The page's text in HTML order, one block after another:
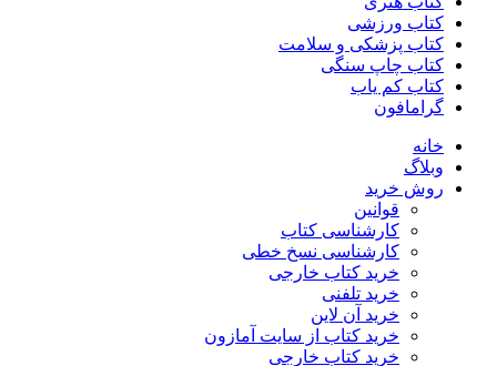
کتاب ورزشی
کتاب پزشکی و سلامت
کتاب چاپ سنگی
کتاب کم یاب
گرامافون
خانه
وبلاگ
روش خرید
قوانین
کارشناسی کتاب
کارشناسی نسخ خطی
خرید کتاب خارجی
خرید تلفنی
خرید آن لاین
خرید کتاب از سایت آمازون
خرید کتاب خارجی